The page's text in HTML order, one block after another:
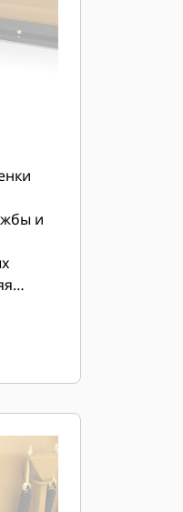
и
так,